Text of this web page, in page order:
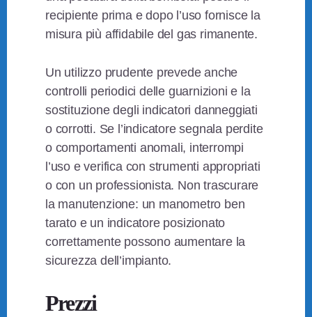
recipiente prima e dopo l’uso fornisce la
misura più affidabile del gas rimanente.
Un utilizzo prudente prevede anche
controlli periodici delle guarnizioni e la
sostituzione degli indicatori danneggiati
o corrotti. Se l’indicatore segnala perdite
o comportamenti anomali, interrompi
l’uso e verifica con strumenti appropriati
o con un professionista. Non trascurare
la manutenzione: un manometro ben
tarato e un indicatore posizionato
correttamente possono aumentare la
sicurezza dell’impianto.
Prezzi